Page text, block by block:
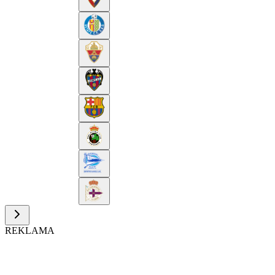
REKLAMA